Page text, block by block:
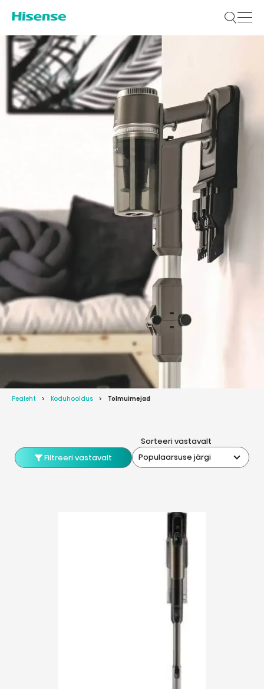
Pealeht Koduhooldus Tolmuimejad
Filtreeri vastavalt
Sorteeri vastavalt
Populaarsuse järgi